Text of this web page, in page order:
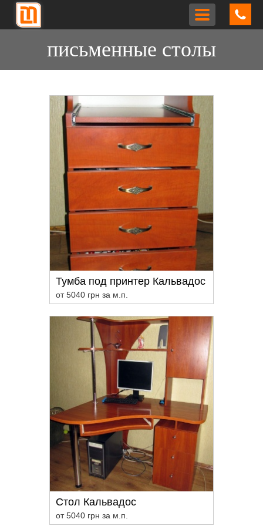
Toggle
navigation
письменные столы
Тумба под принтер Кальвадос
от 5040 грн за м.п.
Стол Кальвадос
от 5040 грн за м.п.